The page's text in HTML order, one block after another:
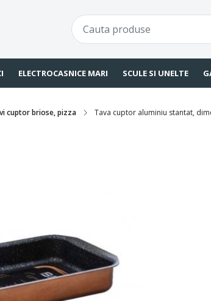
ELECTROCASNICE MARI SCULE SI UNELTE
cuptor briose, pizza Tava cuptor aluminiu stantat,